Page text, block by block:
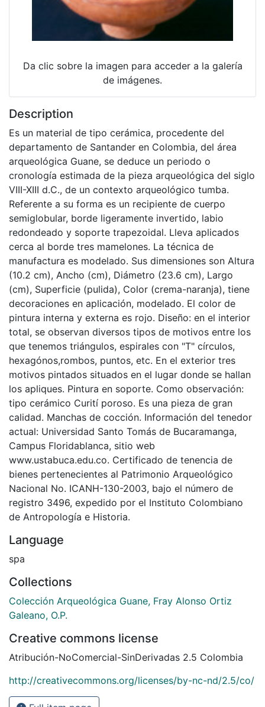
Da clic sobre la imagen para acceder a la galería
de imágenes.
Description
Es un material de tipo cerámica, procedente del
departamento de Santander en Colombia, del área
arqueológica Guane, se deduce un periodo o
cronología estimada de la pieza arqueológica del siglo
VIII-XIII d.C., de un contexto arqueológico tumba.
Referente a su forma es un recipiente de cuerpo
semiglobular, borde ligeramente invertido, labio
redondeado y soporte trapezoidal. Lleva aplicados
cerca al borde tres mamelones. La técnica de
manufactura es modelado. Sus dimensiones son Altura
(10.2 cm), Ancho (cm), Diámetro (23.6 cm), Largo
(cm), Superficie (pulida), Color (crema-naranja), tiene
decoraciones en aplicación, modelado. El color de
pintura interna y externa es rojo. Diseño: en el interior
total, se observan diversos tipos de motivos entre los
que tenemos triángulos, espirales con "T" círculos,
hexagónos,rombos, puntos, etc. En el exterior tres
motivos pintados situados en el lugar donde se hallan
los apliques. Pintura en soporte. Como observación:
tipo cerámico Curití poroso. Es una pieza de gran
calidad. Manchas de cocción. Información del tenedor
actual: Universidad Santo Tomás de Bucaramanga,
Campus Floridablanca, sitio web
www.ustabuca.edu.co. Certificado de tenencia de
bienes pertenecientes al Patrimonio Arqueológico
Nacional No. ICANH-130-2003, bajo el número de
registro 3496, expedido por el Instituto Colombiano
de Antropología e Historia.
Language
spa
Collections
Colección Arqueológica Guane, Fray Alonso Ortiz
Galeano, O.P.
Creative commons license
Atribución-NoComercial-SinDerivadas 2.5 Colombia
http://creativecommons.org/licenses/by-nc-nd/2.5/co/